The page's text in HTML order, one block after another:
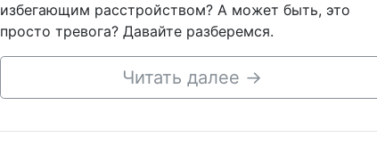
избегающим расстройством? А может быть, это
просто тревога? Давайте разберемся.
Читать далее →